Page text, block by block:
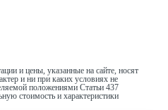
и цены, указанные на сайте, носят
и ни при каких условиях не
положениями Статьи 437
стоимость и характеристики